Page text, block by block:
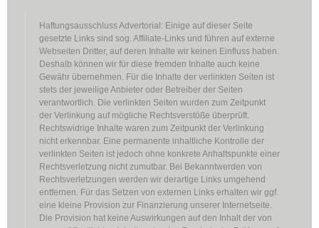
Haftungsausschluss Advertorial: Einige auf dieser Seite
gesetzte Links sind sog. Affiliate-Links und führen auf externe
Webseiten Dritter, auf deren Inhalte wir keinen Einfluss haben.
Deshalb können wir für diese fremden Inhalte auch keine
Gewähr übernehmen. Für die Inhalte der verlinkten Seiten ist
stets der jeweilige Anbieter oder Betreiber der Seiten
verantwortlich. Die verlinkten Seiten wurden zum Zeitpunkt
der Verlinkung auf mögliche Rechtsverstöße überprüft.
Rechtswidrige Inhalte waren zum Zeitpunkt der Verlinkung
nicht erkennbar. Eine permanente inhaltliche Kontrolle der
verlinkten Seiten ist jedoch ohne konkrete Anhaltspunkte einer
Rechtsverletzung nicht zumutbar. Bei Bekanntwerden von
Rechtsverletzungen werden wir derartige Links umgehend
entfernen. Für das Setzen von externen Links erhalten wir ggf.
eine kleine Provision zur Finanzierung unserer Internetseite.
Die Provision hat keine Auswirkungen auf den Inhalt der von